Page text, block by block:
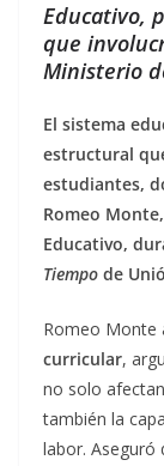
Educativo,
que
Ministerio
El sistema
estructural
estudiantes,
Romeo
Educativo,
Tiempo de
Romeo Monte
curricular,
no solo
también la
labor. Aseguró